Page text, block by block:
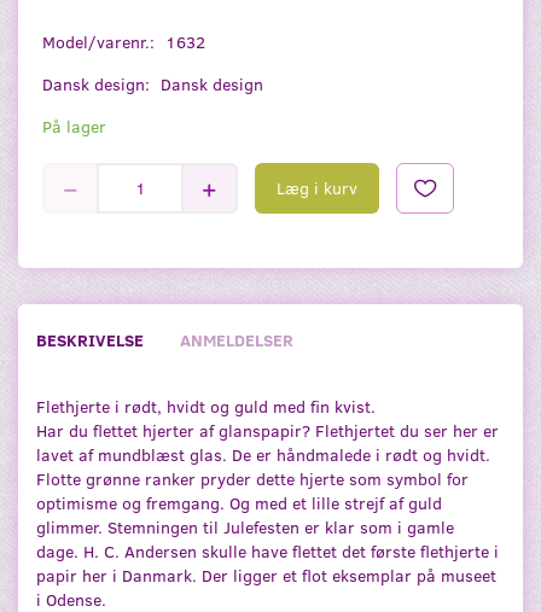
Model/varenr.:
1632
Dansk design: Dansk design
På lager
Læg i kurv
BESKRIVELSE ANMELDELSER
Flethjerte i rødt, hvidt og guld med fin kvist.
Har du flettet hjerter af glanspapir? Flethjertet du ser her er
lavet af mundblæst glas. De er håndmalede i rødt og hvidt.
Flotte grønne ranker pryder dette hjerte som symbol for
optimisme og fremgang. Og med et lille strejf af guld
glimmer. Stemningen til Julefesten er klar som i gamle
dage. H. C. Andersen skulle have flettet det første flethjerte i
papir her i Danmark. Der ligger et flot eksemplar på museet
i Odense.